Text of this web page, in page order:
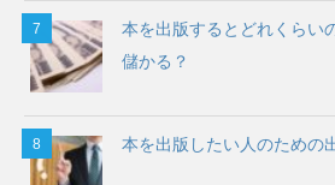
本を出版するとどれくらい
儲かる？
本を出版したい人のための